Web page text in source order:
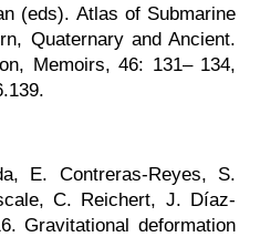
(eds). Atlas of Submarine
Quaternary and Ancient.
Memoirs, 46: 131– 134,
E. Contreras-Reyes, S.
C. Reichert, J. Díaz-
Gravitational deformation